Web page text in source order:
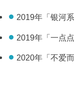
2019年「银河系
2019年「一点点
2020年「不爱而